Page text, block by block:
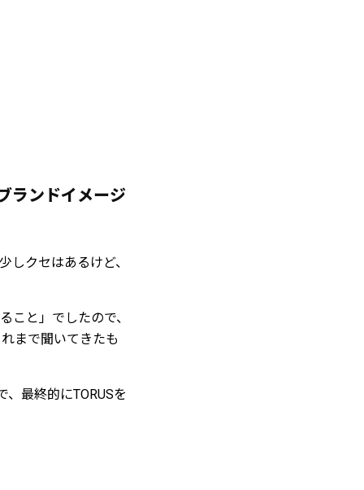
ランドイメージ
しクセはあるけど、
こと」でしたので、
まで聞いてきたも
最終的にTORUSを